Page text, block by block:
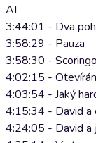
AI
3:44:01 - Dva
3:58:29 - Pauza
3:58:30 -
4:02:15 -
4:03:54 - Jaký
4:15:34 - David a
4:24:05 - David a